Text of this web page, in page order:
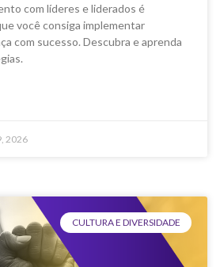
com líderes e liderados é
você consiga implementar
com sucesso. Descubra e aprenda
2026
CULTURA E DIVERSIDADE